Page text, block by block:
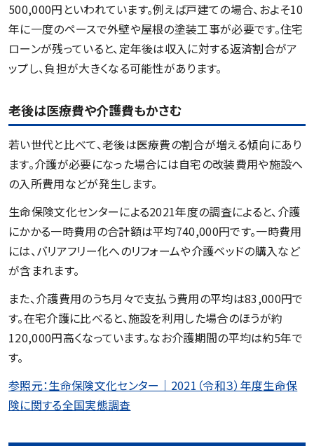
500,000円といわれています。例えば戸建ての場合、およそ10
年に一度のペースで外壁や屋根の塗装工事が必要です。住宅
ローンが残っていると、定年後は収入に対する返済割合がア
ップし、負担が大きくなる可能性があります。
老後は医療費や介護費もかさむ
若い世代と比べて、老後は医療費の割合が増える傾向にあり
ます。介護が必要になった場合には自宅の改装費用や施設へ
の入所費用などが発生します。
生命保険文化センターによる2021年度の調査によると、介護
にかかる一時費用の合計額は平均740,000円です。一時費用
には、バリアフリー化へのリフォームや介護ベッドの購入など
が含まれます。
また、介護費用のうち月々で支払う費用の平均は83,000円で
す。在宅介護に比べると、施設を利用した場合のほうが約
120,000円高くなっています。なお介護期間の平均は約5年で
す。
参照元：生命保険文化センター｜2021（令和３）年度生命保
険に関する全国実態調査